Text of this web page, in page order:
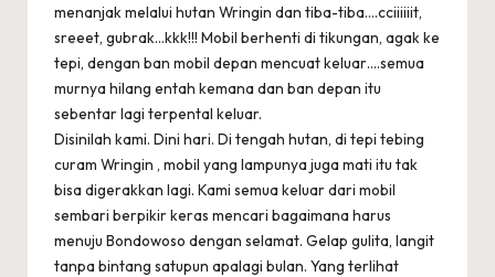
menanjak melalui hutan Wringin dan tiba-tiba….cciiiiiit,
sreeet, gubrak…kkk!!! Mobil berhenti di tikungan, agak ke
tepi, dengan ban mobil depan mencuat keluar….semua
murnya hilang entah kemana dan ban depan itu
sebentar lagi terpental keluar.
Disinilah kami. Dini hari. Di tengah hutan, di tepi tebing
curam Wringin , mobil yang lampunya juga mati itu tak
bisa digerakkan lagi. Kami semua keluar dari mobil
sembari berpikir keras mencari bagaimana harus
menuju Bondowoso dengan selamat. Gelap gulita, langit
tanpa bintang satupun apalagi bulan. Yang terlihat